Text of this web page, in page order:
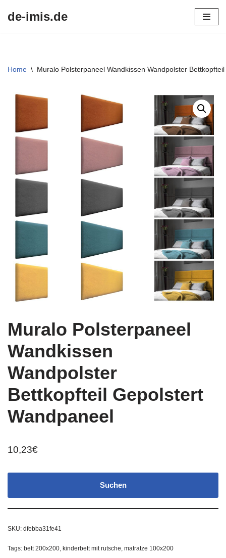
de-imis.de
Home \ Muralo Polsterpaneel Wandkissen Wandpolster
Muralo Polsterpaneel
Wandkissen
Wandpolster
Bettkopfteil Gepolstert
Wandpaneel
10,23€
Suchen
SKU: dfebba31fe41
Tags: bett 200x200, kinderbett mit rutsche, matratze 100x200